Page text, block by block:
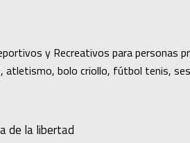
y Recreativos para
bolo criollo, fútbol tenis,
de la libertad